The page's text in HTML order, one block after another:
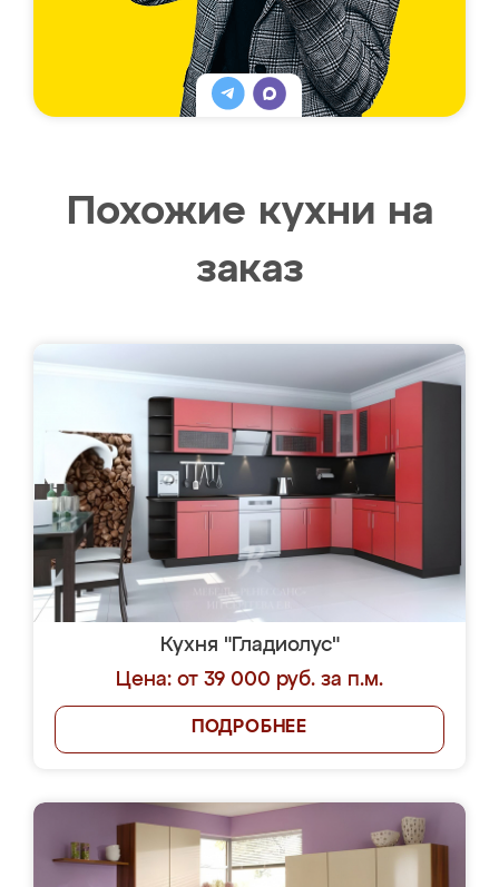
Похожие кухни на
заказ
Кухня "Гладиолус"
Цена: от 39 000 руб. за п.м.
ПОДРОБНЕЕ